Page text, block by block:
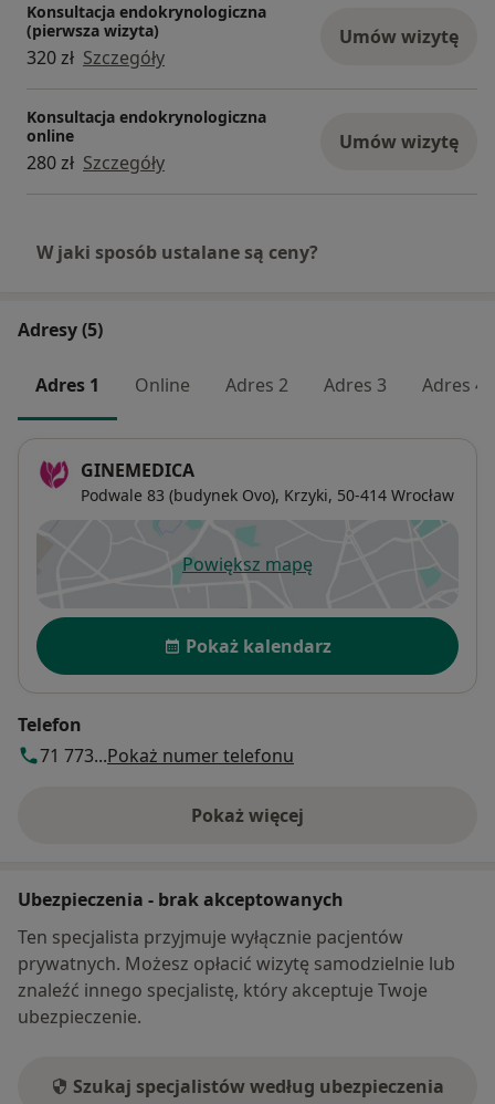
Konsultacja endokrynologiczna
(pierwsza wizyta)
320 zł Szczegóły
Umów wizytę
Konsultacja endokrynologiczna
online
280 zł Szczegóły
Umów wizytę
W jaki sposób ustalane są ceny?
Adresy (5)
Adres 1 Online Adres 2 Adres 3 Adres 4
GINEMEDICA
Podwale 83 (budynek Ovo), Krzyki, 50-414 Wrocław
Powiększ mapęotwiera się w nowej karcie
Dostępność
Pokaż kalendarz
Telefon
71 773...Pokaż numer telefonu
Pokaż więcej
o adresie
Ubezpieczenia - brak akceptowanych
Ten specjalista przyjmuje wyłącznie pacjentów
prywatnych. Możesz opłacić wizytę samodzielnie lub
znaleźć innego specjalistę, który akceptuje Twoje
ubezpieczenie.
Szukaj specjalistów według ubezpieczenia